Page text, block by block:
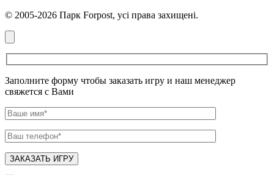
© 2005-2026 Парк Forpost, усі права захищені.
Заполните форму чтобы заказать игру и наш менеджер
свяжется с Вами